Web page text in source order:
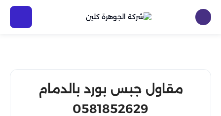
مقاول جبس بورد بالدمام
0581852629